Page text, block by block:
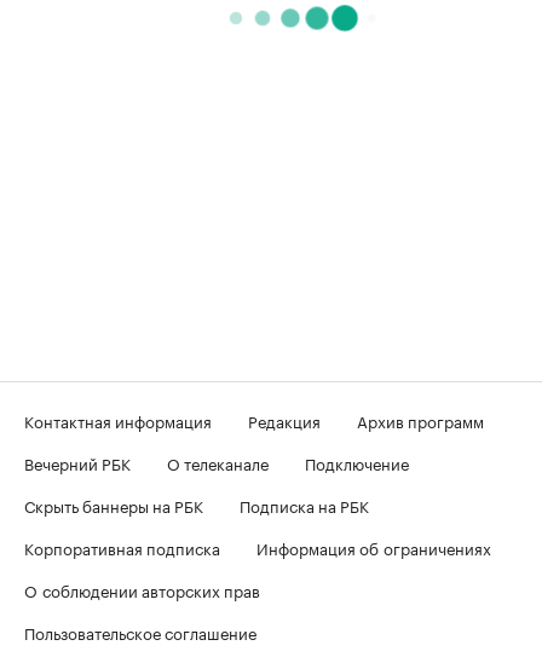
Контактная информация Редакция
Архив программ
Вечерний РБК
О телеканале
Подключение
Скрыть баннеры на РБК
Подписка на РБК
Корпоративная подписка
Информация об ограничениях
О соблюдении авторских прав
Пользовательское соглашение